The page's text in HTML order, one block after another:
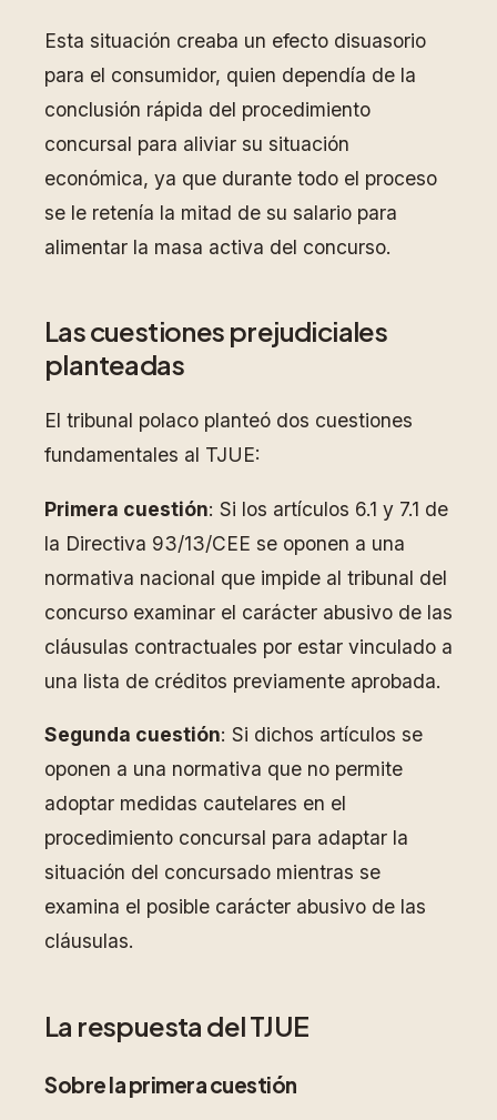
Esta situación creaba un efecto disuasorio
para el consumidor, quien dependía de la
conclusión rápida del procedimiento
concursal para aliviar su situación
económica, ya que durante todo el proceso
se le retenía la mitad de su salario para
alimentar la masa activa del concurso.
Las cuestiones prejudiciales
planteadas
El tribunal polaco planteó dos cuestiones
fundamentales al TJUE:
Primera cuestión: Si los artículos 6.1 y 7.1 de
la Directiva 93/13/CEE se oponen a una
normativa nacional que impide al tribunal del
concurso examinar el carácter abusivo de las
cláusulas contractuales por estar vinculado a
una lista de créditos previamente aprobada.
Segunda cuestión: Si dichos artículos se
oponen a una normativa que no permite
adoptar medidas cautelares en el
procedimiento concursal para adaptar la
situación del concursado mientras se
examina el posible carácter abusivo de las
cláusulas.
La respuesta del TJUE
Sobre la primera cuestión